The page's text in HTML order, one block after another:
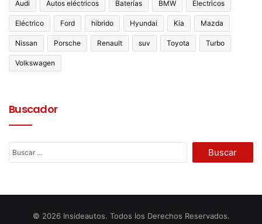
Audi Autos eléctricos Baterías BMW Electricos
Eléctrico Ford hibrido Hyundai Kia Mazda
Nissan Porsche Renault suv Toyota Turbo
Volkswagen
Buscador
Buscar:
© 2026 Insideautos. Todos los Derechos Reservados.